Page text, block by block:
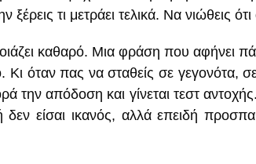
τι μετράει τελικά. Να νιώθεις ότι
καθαρό. Μια φράση που αφήνει
όταν πας να σταθείς σε γεγονότα,
την απόδοση και γίνεται τεστ
είσαι ικανός, αλλά επειδή